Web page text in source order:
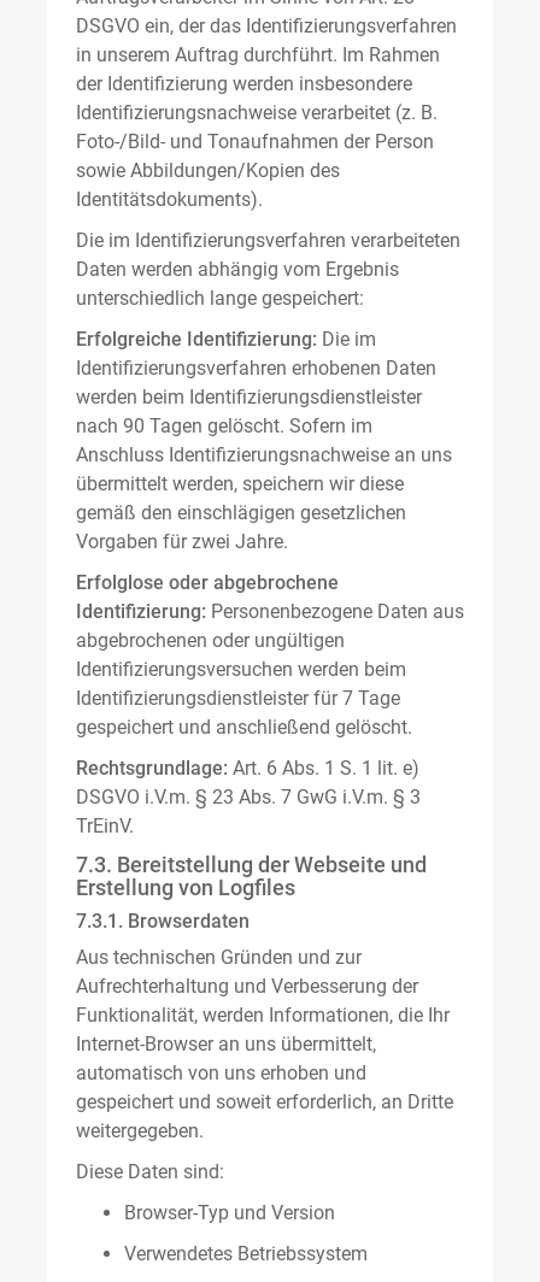
DSGVO ein, der das Identifizierungsverfahren
in unserem Auftrag durchführt. Im Rahmen
der Identifizierung werden insbesondere
Identifizierungsnachweise verarbeitet (z. B.
Foto-/Bild- und Tonaufnahmen der Person
sowie Abbildungen/Kopien des
Identitätsdokuments).
Die im Identifizierungsverfahren verarbeiteten
Daten werden abhängig vom Ergebnis
unterschiedlich lange gespeichert:
Erfolgreiche Identifizierung: Die im
Identifizierungsverfahren erhobenen Daten
werden beim Identifizierungsdienstleister
nach 90 Tagen gelöscht. Sofern im
Anschluss Identifizierungsnachweise an uns
übermittelt werden, speichern wir diese
gemäß den einschlägigen gesetzlichen
Vorgaben für zwei Jahre.
Erfolglose oder abgebrochene
Identifizierung: Personenbezogene Daten aus
abgebrochenen oder ungültigen
Identifizierungsversuchen werden beim
Identifizierungsdienstleister für 7 Tage
gespeichert und anschließend gelöscht.
Rechtsgrundlage: Art. 6 Abs. 1 S. 1 lit. e)
DSGVO i.V.m. § 23 Abs. 7 GwG i.V.m. § 3
TrEinV.
7.3. Bereitstellung der Webseite und
Erstellung von Logfiles
7.3.1. Browserdaten
Aus technischen Gründen und zur
Aufrechterhaltung und Verbesserung der
Funktionalität, werden Informationen, die Ihr
Internet-Browser an uns übermittelt,
automatisch von uns erhoben und
gespeichert und soweit erforderlich, an Dritte
weitergegeben.
Diese Daten sind:
Browser-Typ und Version
Verwendetes Betriebssystem